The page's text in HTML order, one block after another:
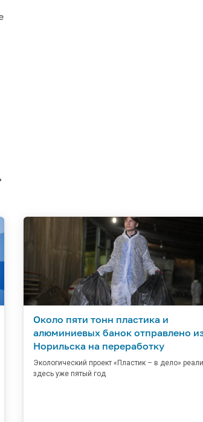
Около пяти тонн пластика и
алюминиевых банок отправлено
Норильска на переработку
Экологический проект «Пластик – в дело»
здесь уже пятый год